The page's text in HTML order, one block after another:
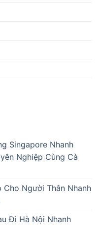
Singapore Nhanh
Nghiệp Cùng Cà
Cho Người Thân Nhanh
Đi Hà Nội Nhanh